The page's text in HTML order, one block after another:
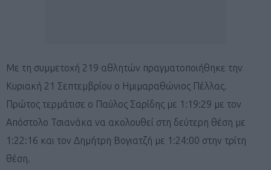
Με τη συμμετοχή 219 αθλητών πραγματοποιήθηκε την
Κυριακή 21 Σεπτεμβρίου ο Ημιμαραθώνιος Πέλλας.
Πρώτος τερμάτισε ο Παύλος Σαρίδης με 1:19:29 με τον
Απόστολο Τσιανάκα να ακολουθεί στη δεύτερη θέση με
1:22:16 και τον Δημήτρη Βογιατζή με 1:24:00 στην τρίτη
θέση.